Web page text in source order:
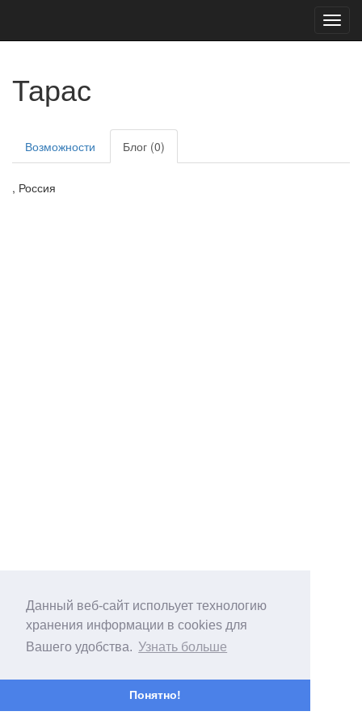
Данный веб-сайт испольует технологию
хранения информации в cookies для
Вашего удобства. Узнать больше
Понятно!
Тарас
Возможности Блог (0)
, Россия